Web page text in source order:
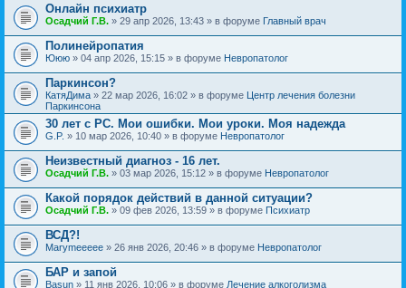
Онлайн психиатр
Осадчий Г.В. » 29 апр 2026, 13:43 » в форуме Главный врач
Полинейропатия
Ююю » 04 апр 2026, 15:15 » в форуме Невропатолог
Паркинсон?
КатяДима » 22 мар 2026, 16:02 » в форуме Центр лечения болезни
Паркинсона
30 лет с РС. Мои ошибки. Мои уроки. Моя надежда
G.P. » 10 мар 2026, 10:40 » в форуме Невропатолог
Неизвестный диагноз - 16 лет.
Осадчий Г.В. » 03 мар 2026, 15:12 » в форуме Невропатолог
Какой порядок действий в данной ситуации?
Осадчий Г.В. » 09 фев 2026, 13:59 » в форуме Психиатр
ВСД?!
Marymeeeee » 26 янв 2026, 20:46 » в форуме Невропатолог
БАР и запой
Basun » 11 янв 2026, 10:06 » в форуме Лечение алкоголизма